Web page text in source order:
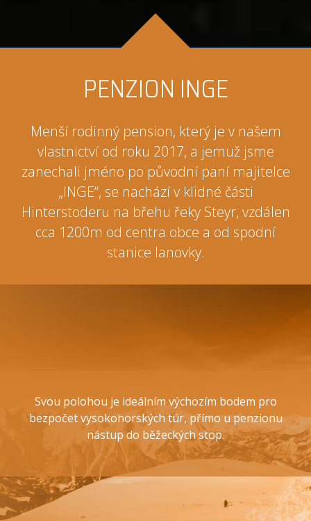
PENZION INGE
Menší rodinný pension, který je v našem
vlastnictví od roku 2017, a jemuž jsme
zanechali jméno po původní paní majitelce
„INGE“, se nachází v klidné části
Hinterstoderu na břehu řeky Steyr, vzdálen
cca 1200m od centra obce a od spodní
stanice lanovky.
Svou polohou je ideálním výchozím bodem pro
bezpočet vysokohorských túr, přímo u penzionu
nástup do běžeckých stop.